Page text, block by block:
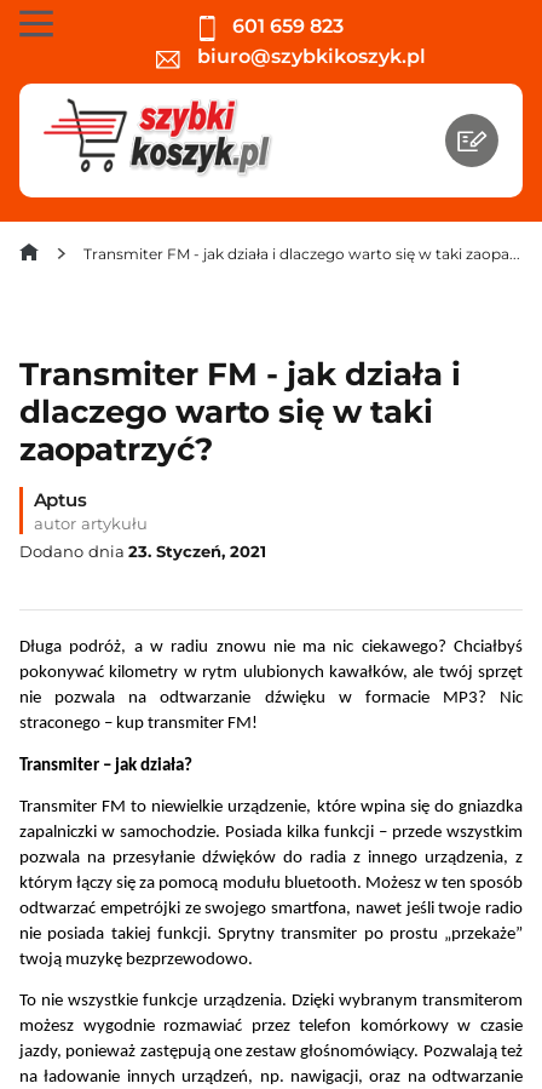
601 659 823
biuro@szybkikoszyk.pl
Transmiter FM - jak działa i dlaczego warto się w taki zaopatrzyć?
Transmiter FM - jak działa i
dlaczego warto się w taki
zaopatrzyć?
Aptus
autor artykułu
Dodano dnia 23. Styczeń, 2021
Długa podróż, a w radiu znowu nie ma nic ciekawego? Chciałbyś
pokonywać kilometry w rytm ulubionych kawałków, ale twój sprzęt
nie pozwala na odtwarzanie dźwięku w formacie MP3? Nic
straconego – kup transmiter FM!
Transmiter – jak działa?
Transmiter FM to niewielkie urządzenie, które wpina się do gniazdka
zapalniczki w samochodzie. Posiada kilka funkcji – przede wszystkim
pozwala na przesyłanie dźwięków do radia z innego urządzenia, z
którym łączy się za pomocą modułu bluetooth. Możesz w ten sposób
odtwarzać empetrójki ze swojego smartfona, nawet jeśli twoje radio
nie posiada takiej funkcji. Sprytny transmiter po prostu „przekaże”
twoją muzykę bezprzewodowo.
To nie wszystkie funkcje urządzenia. Dzięki wybranym transmiterom
możesz wygodnie rozmawiać przez telefon komórkowy w czasie
jazdy, ponieważ zastępują one zestaw głośnomówiący. Pozwalają też
na ładowanie innych urządzeń, np. nawigacji, oraz na odtwarzanie